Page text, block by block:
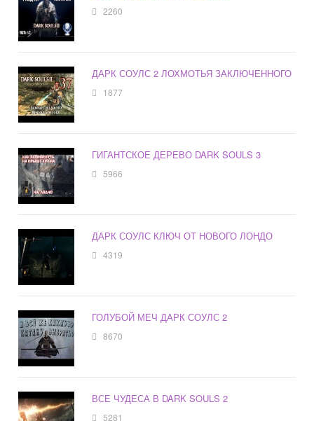
2260
ДАРК СОУЛС 2 ЛОХМОТЬЯ ЗАКЛЮЧЕННОГО
1877
ГИГАНТСКОЕ ДЕРЕВО DARK SOULS 3
5966
ДАРК СОУЛС КЛЮЧ ОТ НОВОГО ЛОНДО
4319
ГОЛУБОЙ МЕЧ ДАРК СОУЛС 2
8670
ВСЕ ЧУДЕСА В DARK SOULS 2
5281